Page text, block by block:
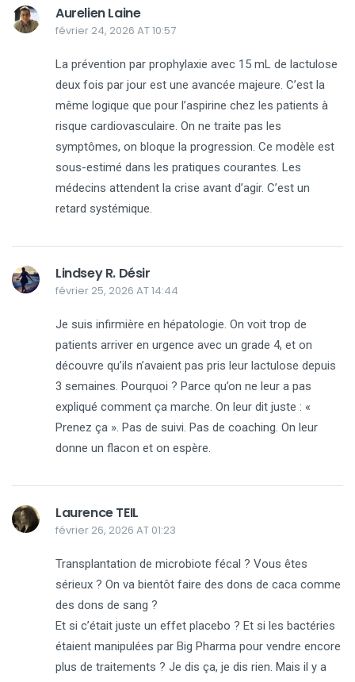
Aurelien Laine
février 24, 2026 AT 10:57
La prévention par prophylaxie avec 15 mL de lactulose
deux fois par jour est une avancée majeure. C’est la
même logique que pour l’aspirine chez les patients à
risque cardiovasculaire. On ne traite pas les
symptômes, on bloque la progression. Ce modèle est
sous-estimé dans les pratiques courantes. Les
médecins attendent la crise avant d’agir. C’est un
retard systémique.
Lindsey R. Désir
février 25, 2026 AT 14:44
Je suis infirmière en hépatologie. On voit trop de
patients arriver en urgence avec un grade 4, et on
découvre qu’ils n’avaient pas pris leur lactulose depuis
3 semaines. Pourquoi ? Parce qu’on ne leur a pas
expliqué comment ça marche. On leur dit juste : «
Prenez ça ». Pas de suivi. Pas de coaching. On leur
donne un flacon et on espère.
Laurence TEIL
février 26, 2026 AT 01:23
Transplantation de microbiote fécal ? Vous êtes
sérieux ? On va bientôt faire des dons de caca comme
des dons de sang ?
Et si c’était juste un effet placebo ? Et si les bactéries
étaient manipulées par Big Pharma pour vendre encore
plus de traitements ? Je dis ça, je dis rien. Mais il y a